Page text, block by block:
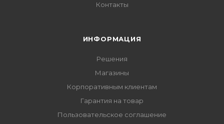
Контакты
ИНФОРМАЦИЯ
Решения
Магазины
Корпоративным клиентам
Гарантия на товар
Пользовательское соглашение